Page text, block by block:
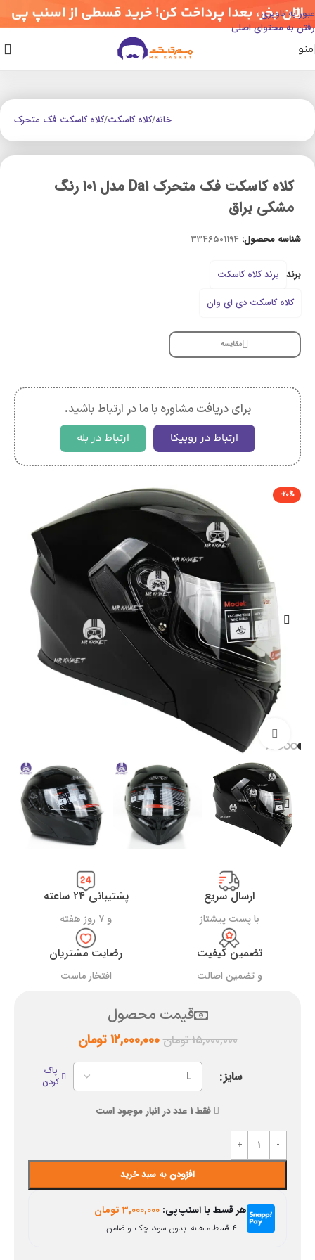
عبور به ناوبری
رفتن به محتوای اصلی
منو
خانه/کلاه کاسکت/کلاه کاسکت فک متحرک
کلاه کاسکت فک متحرک Da1 مدل ۱۰۱ رنگ
مشکی براق
شناسه محصول: 3346501194
برند برند کلاه کاسکت
کلاه کاسکت دی ای وان
مقایسه
برای دریافت مشاوره با ما در ارتباط باشید.
ارتباط در روبیکا ارتباط در بله
-20%
بزرگنمایی تصویر
ارسال سریع
با پست پیشتاز
پشتیبانی ۲۴ ساعته
و ۷ روز هفته
تضمین کیفیت
و تضمین اصالت
رضایت مشتریان
افتخار ماست
قیمت محصول
15,000,000 تومان 12,000,000تومان
سایز
پاک
کردن
فقط 1 عدد در انبار موجود است
افزودن به سبد خرید
هر قسط با اسنپ‌پی: 3,000,000 تومان
۴ قسط ماهانه. بدون سود، چک و ضامن.